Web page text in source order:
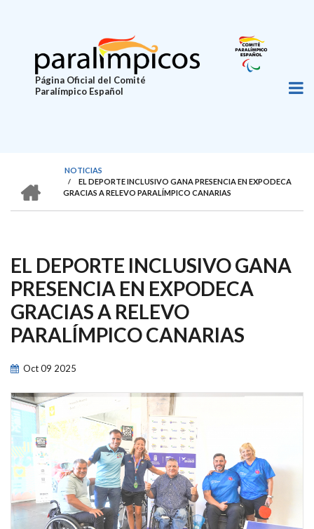
principal
Página Oficial del Comité
Paralímpico Español
SOBRESCRIBIR
ENLACES
AYUDA
A
LA
NAVEGACIÓN
NOTICIAS
/
EL DEPORTE INCLUSIVO GANA PRESENCIA EN EXPODECA
GRACIAS A RELEVO PARALÍMPICO CANARIAS
EL DEPORTE INCLUSIVO GANA
PRESENCIA EN EXPODECA
GRACIAS A RELEVO
PARALÍMPICO CANARIAS
Oct09 2025